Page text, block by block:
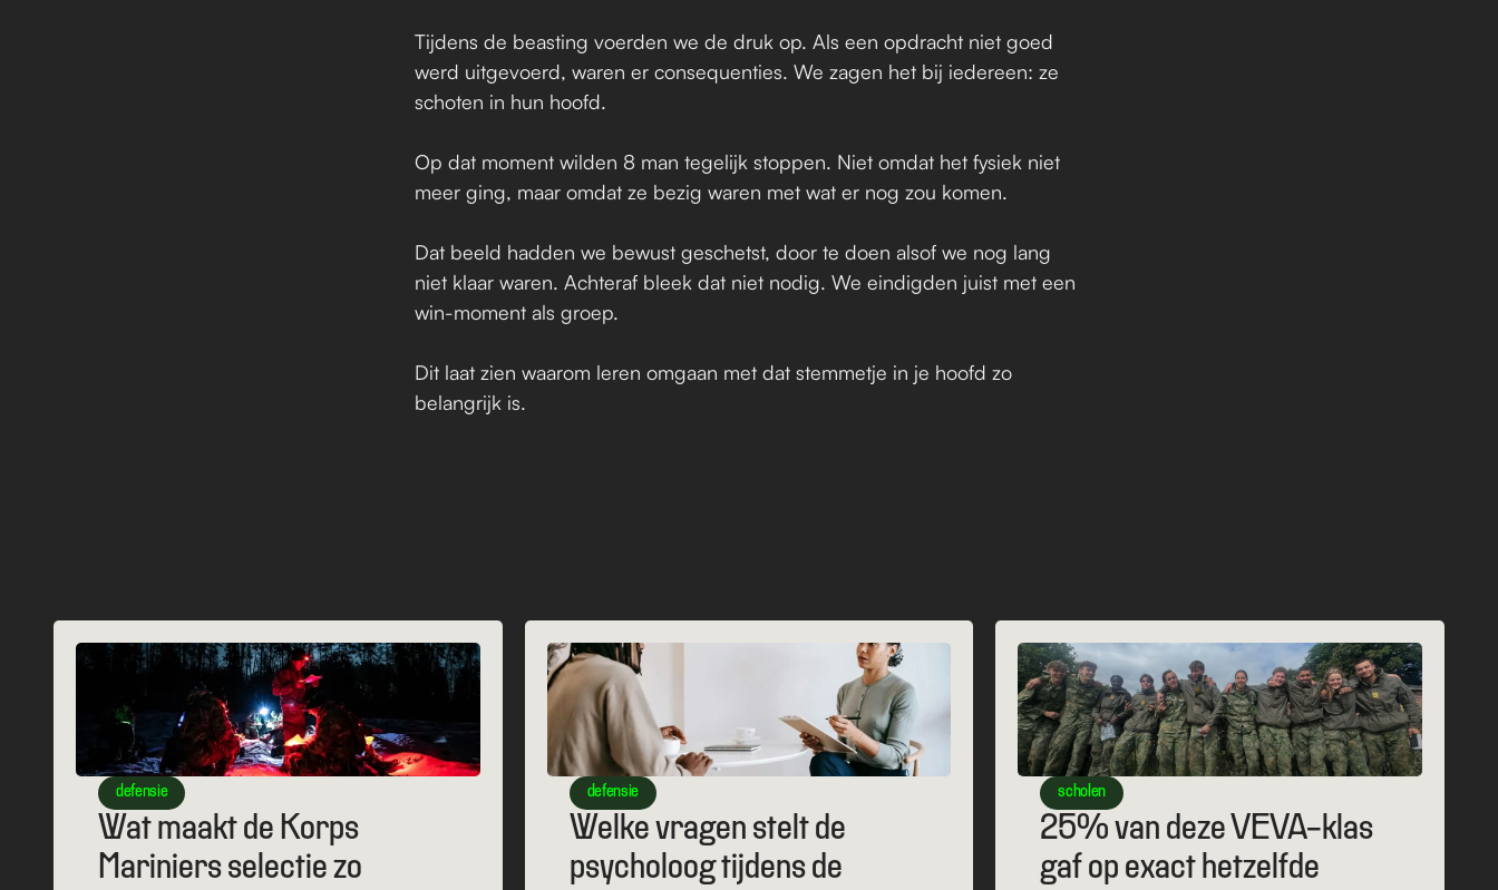
Tijdens de beasting voerden we de druk op. Als een opdracht niet goed
werd uitgevoerd, waren er consequenties. We zagen het bij iedereen: ze
schoten in hun hoofd.
Op dat moment wilden 8 man tegelijk stoppen. Niet omdat het fysiek niet
meer ging, maar omdat ze bezig waren met wat er nog zou komen.
Dat beeld hadden we bewust geschetst, door te doen alsof we nog lang
niet klaar waren. Achteraf bleek dat niet nodig. We eindigden juist met een
win-moment als groep.
Dit laat zien waarom leren omgaan met dat stemmetje in je hoofd zo
belangrijk is.
defensie
Wat maakt de Korps
Mariniers selectie zo
defensie
Welke vragen stelt de
psycholoog tijdens de
scholen
25% van deze VEVA-klas
gaf op exact hetzelfde